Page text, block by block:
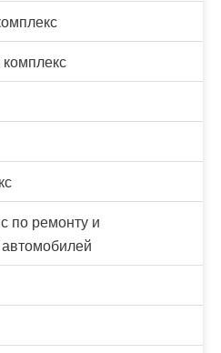
по ремонту и